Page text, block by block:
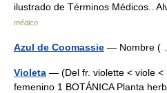
ilustrado de Términos Médicos..
médico
Azul de Coomassie — Nombre
Violeta — (Del fr. violette < viole
femenino 1 BOTÁNICA Planta